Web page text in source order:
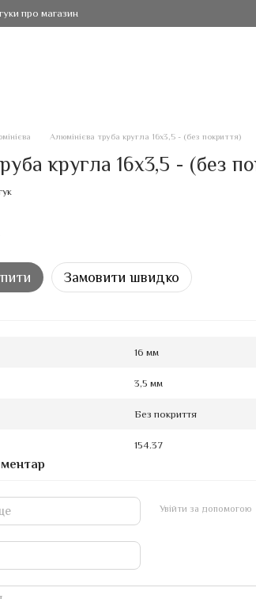
про магазин
Алюмінієва труба кругла 16х3,5 - (без покриття)
кругла 16х3,5 - (без
Замовити швидко
16 мм
3,5 мм
Без покриття
154.37
Увійти за допомогою